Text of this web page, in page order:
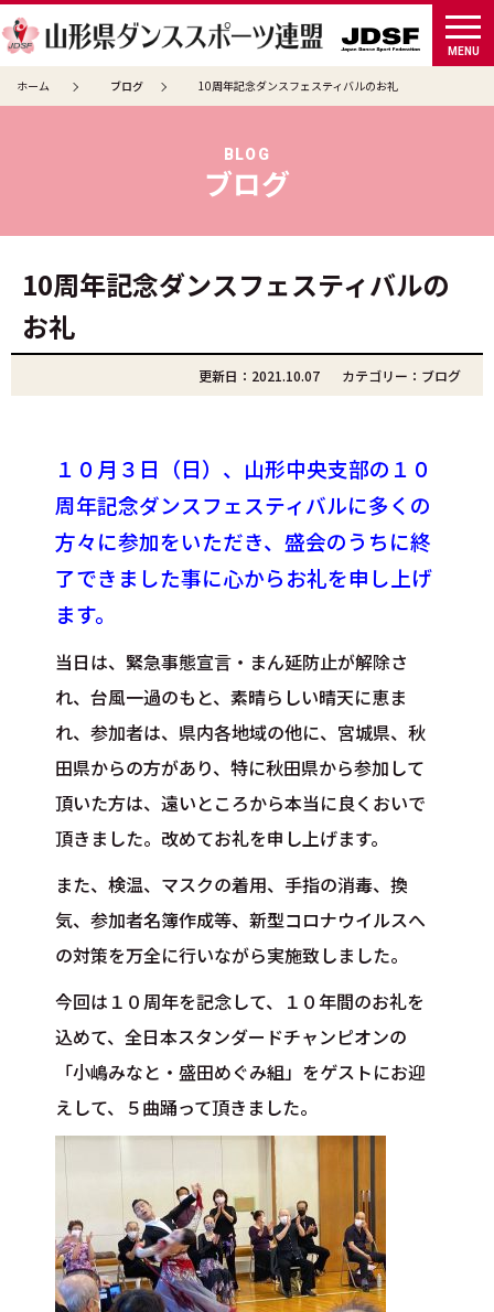
MENU
ホーム ブログ 10周年記念ダンスフェスティバルのお礼
BLOG
ブログ
10周年記念ダンスフェスティバルの
お礼
更新日：2021.10.07 カテゴリー： ブログ
１０月３日（日）、山形中央支部の１０
周年記念ダンスフェスティバルに多くの
方々に参加をいただき、盛会のうちに終
了できました事に心からお礼を申し上げ
ます。
当日は、緊急事態宣言・まん延防止が解除さ
れ、台風一過のもと、素晴らしい晴天に恵ま
れ、参加者は、県内各地域の他に、宮城県、秋
田県からの方があり、特に秋田県から参加して
頂いた方は、遠いところから本当に良くおいで
頂きました。改めてお礼を申し上げます。
また、検温、マスクの着用、手指の消毒、換
気、参加者名簿作成等、新型コロナウイルスへ
の対策を万全に行いながら実施致しました。
今回は１０周年を記念して、１０年間のお礼を
込めて、全日本スタンダードチャンピオンの
「小嶋みなと・盛田めぐみ組」をゲストにお迎
えして、５曲踊って頂きました。